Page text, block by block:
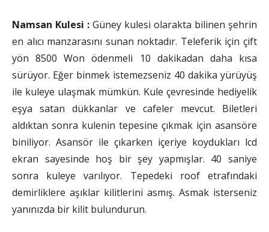
Namsan Kulesi : Güney kulesi olarakta bilinen şehrin
en alıcı manzarasını sunan noktadır. Teleferik için çift
yön 8500 Won ödenmeli 10 dakikadan daha kısa
sürüyor. Eğer binmek istemezseniz 40 dakika yürüyüş
ile kuleye ulaşmak mümkün. Kule çevresinde hediyelik
eşya satan dükkanlar ve cafeler mevcut. Biletleri
aldıktan sonra kulenin tepesine çıkmak için asansöre
biniliyor. Asansör ile çıkarken içeriye koydukları lcd
ekran sayesinde hoş bir şey yapmışlar. 40 saniye
sonra kuleye varılıyor. Tepedeki roof etrafındaki
demirliklere aşıklar kilitlerini asmış. Asmak isterseniz
yanınızda bir kilit bulundurun.